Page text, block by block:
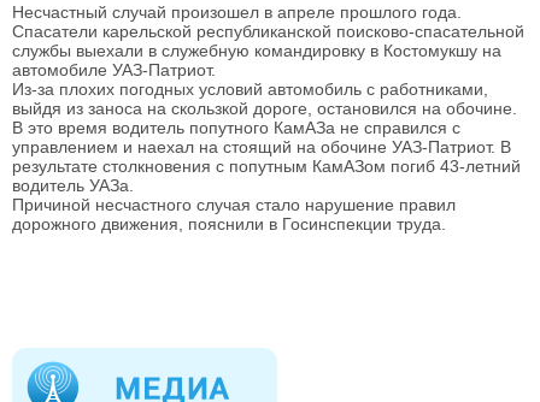
Несчастный случай произошел в апреле прошлого года.
Спасатели карельской республиканской поисково-спасательной
службы выехали в служебную командировку в Костомукшу на
автомобиле УАЗ-Патриот.
Из-за плохих погодных условий автомобиль с работниками,
выйдя из заноса на скользкой дороге, остановился на обочине.
В это время водитель попутного КамАЗа не справился с
управлением и наехал на стоящий на обочине УАЗ-Патриот. В
результате столкновения с попутным КамАЗом погиб 43-летний
водитель УАЗа.
Причиной несчастного случая стало нарушение правил
дорожного движения, пояснили в Госинспекции труда.